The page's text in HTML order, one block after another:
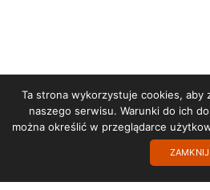
Ta strona wykorzystuje cookies, aby
naszego serwisu. Warunki do ich
można określić w przeglądarce
ZAMKNIJ
STRONA
DEKLARACJA
PROJEKT UE